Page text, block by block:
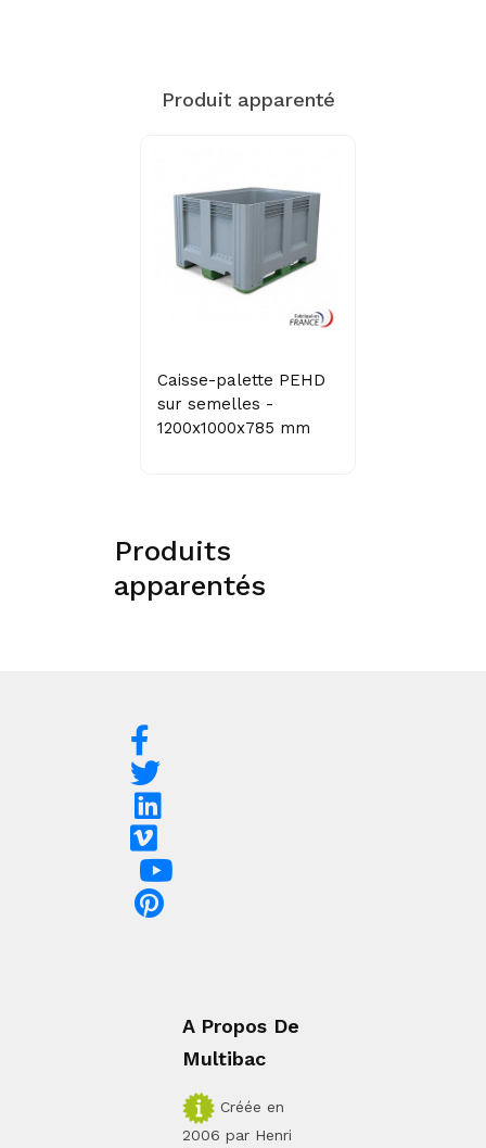
Produit apparenté
Caisse-palette PEHD
sur semelles -
1200x1000x785 mm
Produits
apparentés
A Propos De
Multibac
Créée en
2006 par Henri